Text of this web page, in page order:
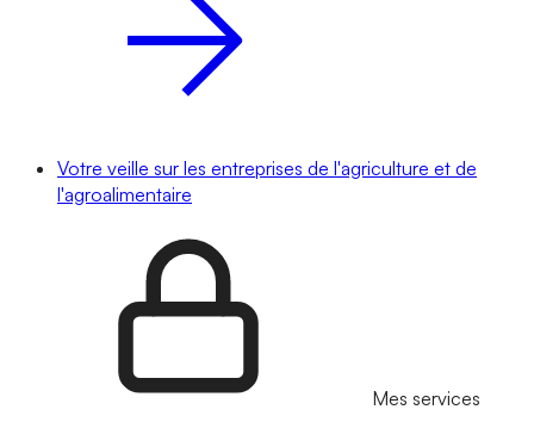
Votre veille sur les entreprises de l'agriculture et de
l'agroalimentaire
Mes services